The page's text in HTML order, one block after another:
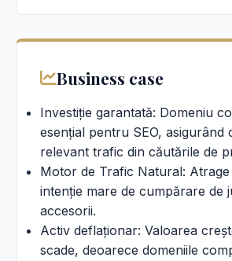
Business case
Investiție garantată: Domeniu
esențial pentru SEO, asigurând
relevant trafic din căutările de
Motor de Trafic Natural:
intenție mare de cumpărare de
accesorii.
Activ deflaționar: Valoarea
scade, deoarece domeniile